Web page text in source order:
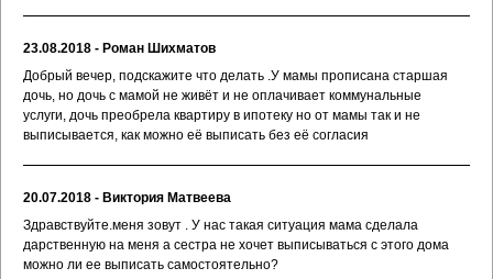
23.08.2018 - Роман Шихматов
Добрый вечер, подскажите что делать .У мамы прописана старшая
дочь, но дочь с мамой не живёт и не оплачивает коммунальные
услуги, дочь преобрела квартиру в ипотеку но от мамы так и не
выписывается, как можно её выписать без её согласия
20.07.2018 - Виктория Матвеева
Здравствуйте.меня зовут . У нас такая ситуация мама сделала
дарственную на меня а сестра не хочет выписываться с этого дома
можно ли ее выписать самостоятельно?